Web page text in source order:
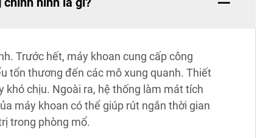
Trước hết, máy khoan cung cấp công
tổn thương đến các mô xung quanh. Thiết
khó chịu. Ngoài ra, hệ thống làm mát tích
máy khoan có thể giúp rút ngắn thời gian
trong phòng mổ.